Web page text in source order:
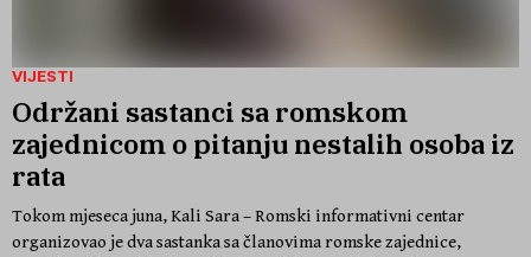
VIJESTI
Održani sastanci sa romskom
zajednicom o pitanju nestalih osoba iz
rata
Tokom mjeseca juna, Kali Sara – Romski informativni centar
organizovao je dva sastanka sa članovima romske zajednice,